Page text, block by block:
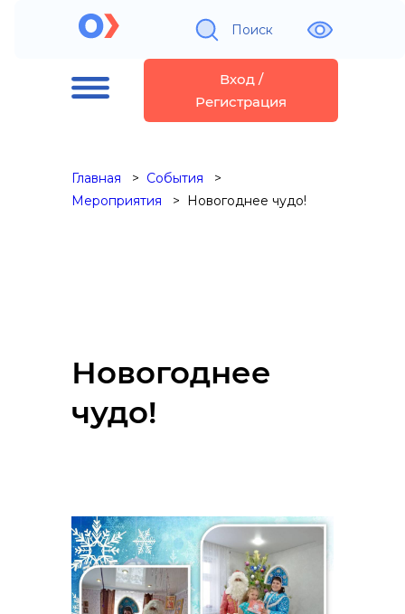
Поиск
Вход /
Регистрация
Главная
События
Мероприятия
Новогоднее чудо!
Новогоднее
чудо!